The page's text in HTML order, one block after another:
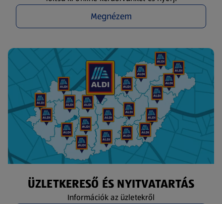
Megnézem
ÜZLETKERESŐ ÉS NYITVATARTÁS
Információk az üzletekről